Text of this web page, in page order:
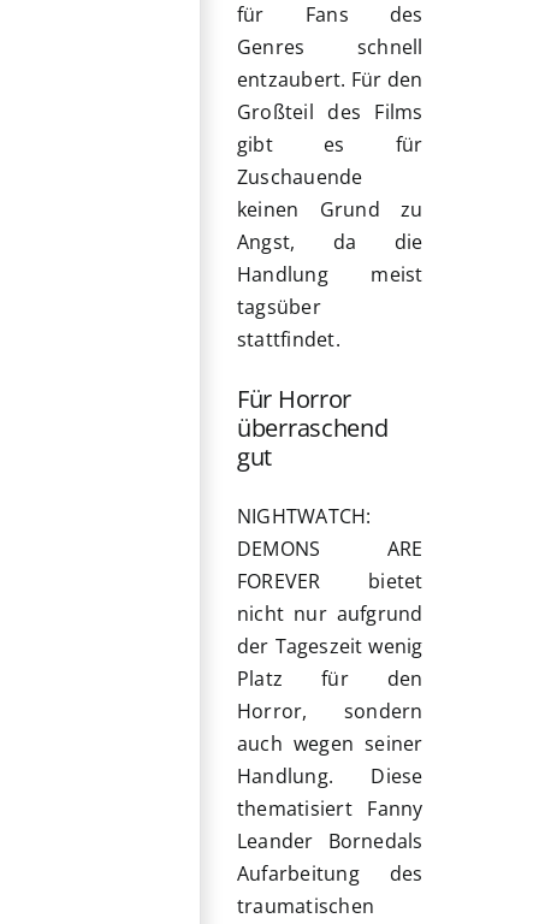
für Fans des
Genres schnell
entzaubert. Für den
Großteil des Films
gibt es für
Zuschauende
keinen Grund zu
Angst, da die
Handlung meist
tagsüber
stattfindet.
Für Horror
überraschend
gut
NIGHTWATCH:
DEMONS ARE
FOREVER bietet
nicht nur aufgrund
der Tageszeit wenig
Platz für den
Horror, sondern
auch wegen seiner
Handlung. Diese
thematisiert Fanny
Leander Bornedals
Aufarbeitung des
traumatischen